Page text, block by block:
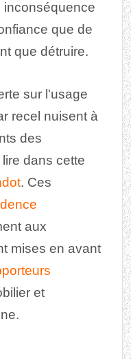
inconséquence
que de
que détruire.
sur l'usage
recel nuisent à
des
dans cette
. Ces
aux
mises en avant
et